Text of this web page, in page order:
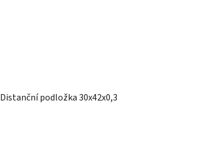
Distanční podložka 30x42x0,3